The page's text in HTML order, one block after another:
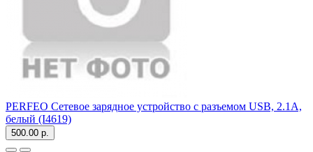
PERFEO Сетевое зарядное устройство с разъемом USB, 2.1А,
белый (I4619)
500.00 р.